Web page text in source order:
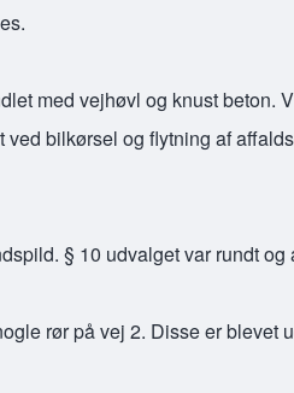
med vejhøvl og knust beton.
bilkørsel og flytning af
§ 10 udvalget var rundt
rør på vej 2. Disse er blevet